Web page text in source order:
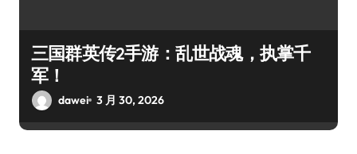
三国群英传2手游：乱世战魂，执掌千
军！
dawei 3 月 30, 2026